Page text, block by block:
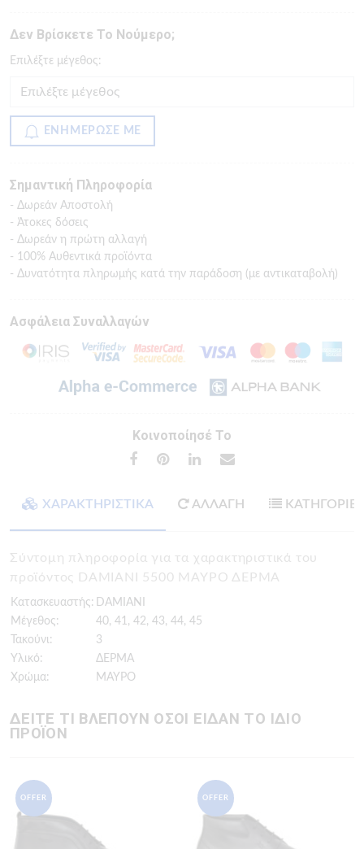
Δεν Βρίσκετε Το Νούμερο;
Eπιλέξτε μέγεθος:
ΕΝΗΜΕΡΩΣΕ ΜΕ
Σημαντική Πληροφορία
- Δωρεάν Αποστολή
- Άτοκες δόσεις
- Δωρεάν η πρώτη αλλαγή
- 100% Αυθεντικά προϊόντα
- Δυνατότητα πληρωμής κατά την παράδοση (με αντικαταβολή)
Ασφάλεια Συναλλαγών
Κοινοποίησέ Το
ΧΑΡΑΚΤΗΡΙΣΤΙΚΑ ΑΛΛΑΓΗ ΚΑΤΗΓΟΡΙΕΣ
Σύντομη πληροφορία για τα χαρακτηριστικά του
προϊόντος DAMIANI 5500 ΜΑΥΡΟ ΔΕΡΜΑ
Κατασκευαστής: DAMIANI
Μέγεθος:
40, 41, 42, 43, 44, 45
Τακούνι:
3
Υλικό:
ΔΕΡΜΑ
Χρώμα:
ΜΑΥΡΟ
ΔΕΙΤΕ ΤΙ ΒΛΕΠΟΥΝ ΟΣΟΙ ΕΙΔΑΝ ΤΟ ΙΔΙΟ
ΠΡΟΪΟΝ
OFFER OFFER